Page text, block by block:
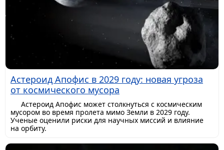
Астероид Апофис в 2029 году: новая угроза
от космического мусора
Астероид Апофис может столкнуться с космическим
мусором во время пролета мимо Земли в 2029 году.
Ученые оценили риски для научных миссий и влияние
на орбиту.